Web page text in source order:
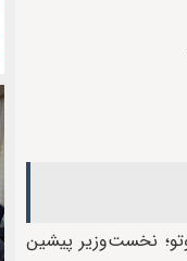
بوتو؛ نخست‌‌وزیر پیشین